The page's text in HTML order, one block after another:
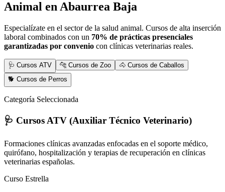
Animal en Abaurrea Baja
Especialízate en el sector de la salud animal. Cursos de alta inserción
laboral combinados con un 70% de prácticas presenciales
garantizadas por convenio con clínicas veterinarias reales.
🩺 Cursos ATV 🐆 Cursos de Zoo
🐴 Cursos de Caballos
🐕 Cursos de Perros
Categoría Seleccionada
🩺 Cursos ATV (Auxiliar Técnico Veterinario)
Formaciones clínicas avanzadas enfocadas en el soporte médico,
quirófano, hospitalización y terapias de recuperación en clínicas
veterinarias españolas.
Curso Estrella